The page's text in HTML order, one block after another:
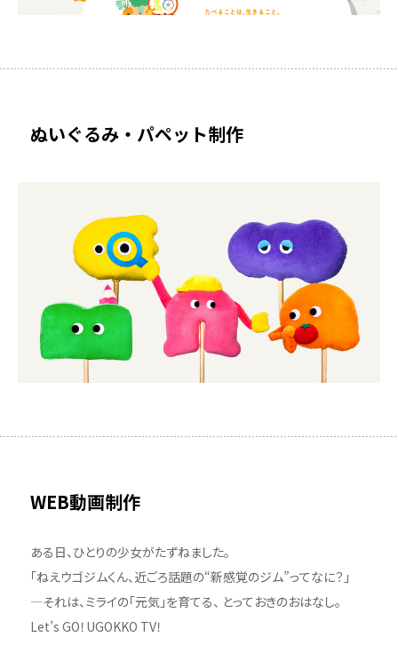
ぬいぐるみ・パペット制作
WEB動画制作
ある日、ひとりの少女がたずねました。
「ねえウゴジムくん、近ごろ話題の“新感覚のジム”ってなに？」
―それは、ミライの「元気」を育てる、 とっておきのおはなし。
Let’s GO！UGOKKO TV！